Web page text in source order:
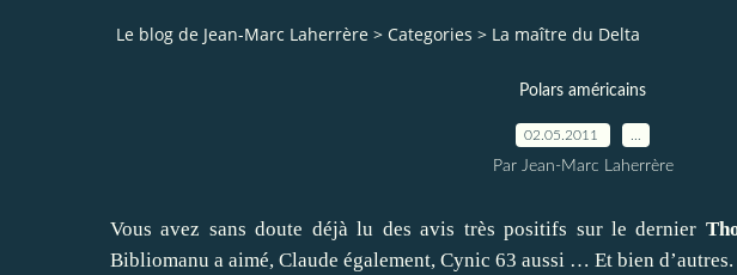
Le blog de Jean-Marc Laherrère > Categories > La maître du Delta
Polars américains
02.05.2011
Par Jean-Marc Laherrère
Vous avez sans doute déjà lu des avis très positifs sur le dernier
Bibliomanu a aimé, Claude également, Cynic 63 aussi … Et bien